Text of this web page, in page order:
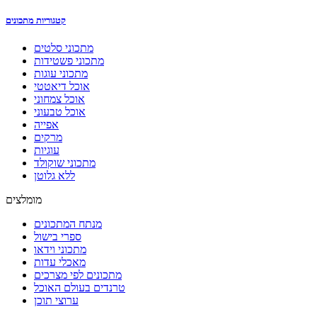
קטגוריות מתכונים
מתכוני סלטים
מתכוני פשטידות
מתכוני עוגות
אוכל דיאטטי
אוכל צמחוני
אוכל טבעוני
אפייה
מרקים
עוגיות
מתכוני שוקולד
ללא גלוטן
מומלצים
מנתח המתכונים
ספרי בישול
מתכוני וידאו
מאכלי עדות
מתכונים לפי מצרכים
טרנדים בעולם האוכל
ערוצי תוכן